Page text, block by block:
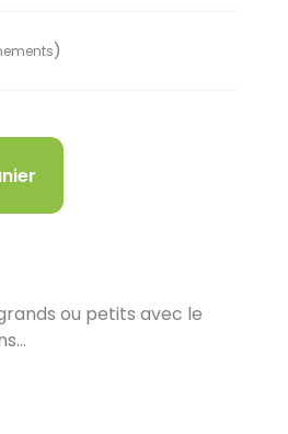
)
ou petits avec le